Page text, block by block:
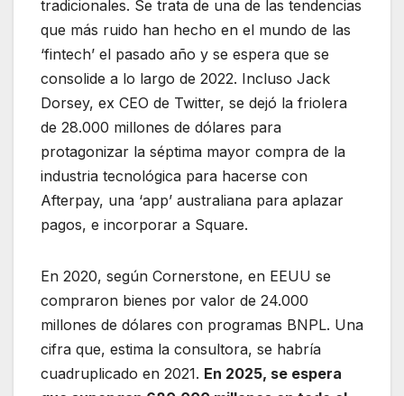
tradicionales. Se trata de una de las tendencias
que más ruido han hecho en el mundo de las
‘fintech’ el pasado año y se espera que se
consolide a lo largo de 2022. Incluso Jack
Dorsey, ex CEO de Twitter, se dejó la friolera
de 28.000 millones de dólares para
protagonizar la séptima mayor compra de la
industria tecnológica para hacerse con
Afterpay, una ‘app’ australiana para aplazar
pagos, e incorporar a Square.
En 2020, según Cornerstone, en EEUU se
compraron bienes por valor de 24.000
millones de dólares con programas BNPL. Una
cifra que, estima la consultora, se habría
cuadruplicado en 2021. En 2025, se espera